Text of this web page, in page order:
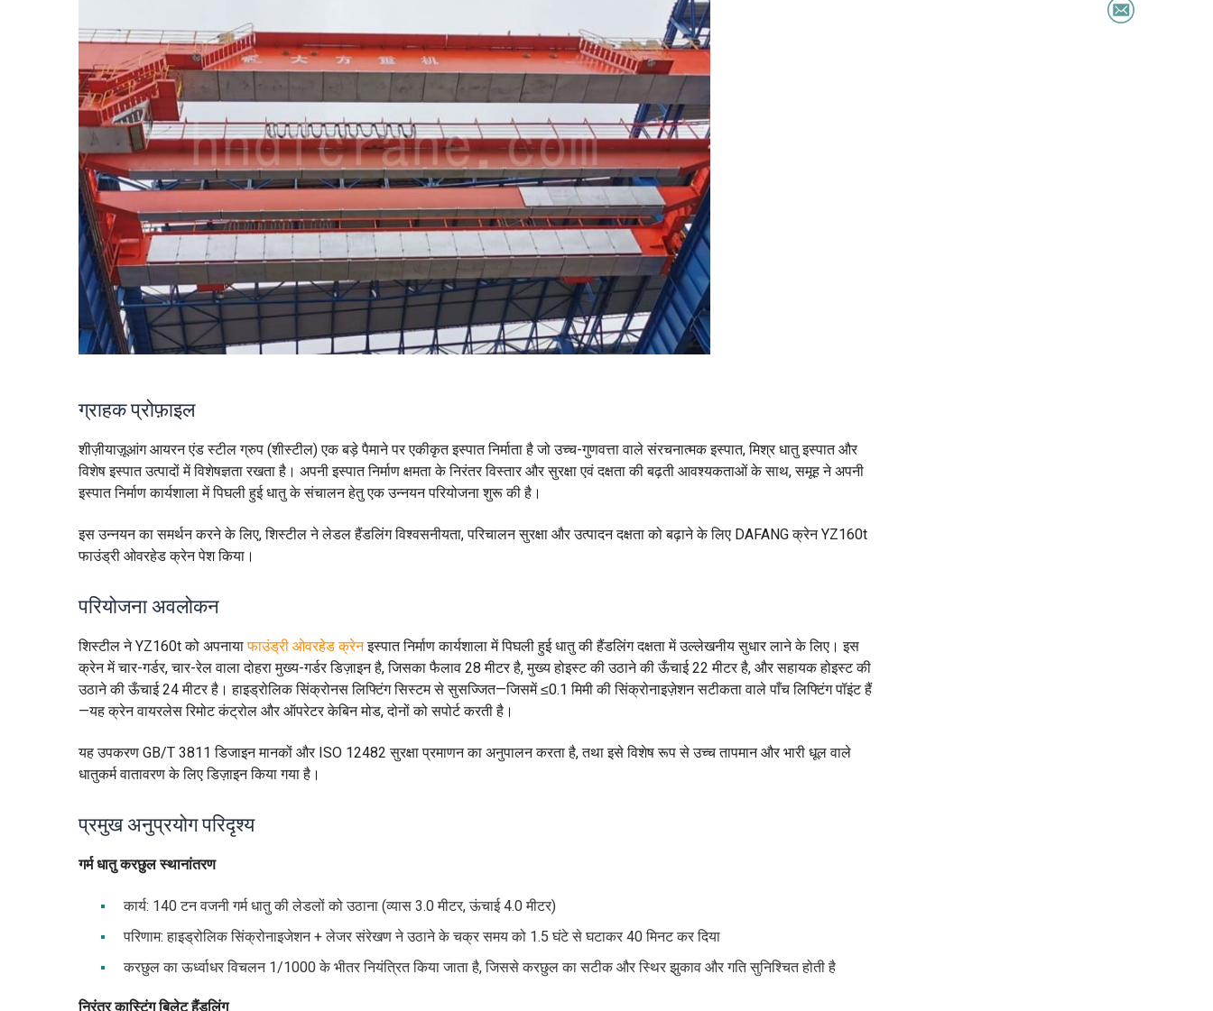
ग्राहक प्रोफ़ाइल
शीज़ीयाज़ूआंग आयरन एंड स्टील ग्रुप (शीस्टील) एक बड़े पैमाने पर एकीकृत इस्पात निर्माता है जो उच्च-गुणवत्ता वाले संरचनात्मक इस्पात, मिश्र धातु इस्पात और
विशेष इस्पात उत्पादों में विशेषज्ञता रखता है। अपनी इस्पात निर्माण क्षमता के निरंतर विस्तार और सुरक्षा एवं दक्षता की बढ़ती आवश्यकताओं के साथ, समूह ने अपनी
इस्पात निर्माण कार्यशाला में पिघली हुई धातु के संचालन हेतु एक उन्नयन परियोजना शुरू की है।
इस उन्नयन का समर्थन करने के लिए, शिस्टील ने लेडल हैंडलिंग विश्वसनीयता, परिचालन सुरक्षा और उत्पादन दक्षता को बढ़ाने के लिए DAFANG क्रेन YZ160t
फाउंड्री ओवरहेड क्रेन पेश किया।
परियोजना अवलोकन
शिस्टील ने YZ160t को अपनायाफाउंड्री ओवरहेड क्रेनइस्पात निर्माण कार्यशाला में पिघली हुई धातु की हैंडलिंग दक्षता में उल्लेखनीय सुधार लाने के लिए। इस
क्रेन में चार-गर्डर, चार-रेल वाला दोहरा मुख्य-गर्डर डिज़ाइन है, जिसका फैलाव 28 मीटर है, मुख्य होइस्ट की उठाने की ऊँचाई 22 मीटर है, और सहायक होइस्ट की
उठाने की ऊँचाई 24 मीटर है। हाइड्रोलिक सिंक्रोनस लिफ्टिंग सिस्टम से सुसज्जित—जिसमें ≤0.1 मिमी की सिंक्रोनाइज़ेशन सटीकता वाले पाँच लिफ्टिंग पॉइंट हैं
—यह क्रेन वायरलेस रिमोट कंट्रोल और ऑपरेटर केबिन मोड, दोनों को सपोर्ट करती है।
यह उपकरण GB/T 3811 डिजाइन मानकों और ISO 12482 सुरक्षा प्रमाणन का अनुपालन करता है, तथा इसे विशेष रूप से उच्च तापमान और भारी धूल वाले
धातुकर्म वातावरण के लिए डिज़ाइन किया गया है।
प्रमुख अनुप्रयोग परिदृश्य
गर्म धातु करछुल स्थानांतरण
कार्य: 140 टन वजनी गर्म धातु की लेडलों को उठाना (व्यास 3.0 मीटर, ऊंचाई 4.0 मीटर)
परिणाम: हाइड्रोलिक सिंक्रोनाइजेशन + लेजर संरेखण ने उठाने के चक्र समय को 1.5 घंटे से घटाकर 40 मिनट कर दिया
करछुल का ऊर्ध्वाधर विचलन 1/1000 के भीतर नियंत्रित किया जाता है, जिससे करछुल का सटीक और स्थिर झुकाव और गति सुनिश्चित होती है